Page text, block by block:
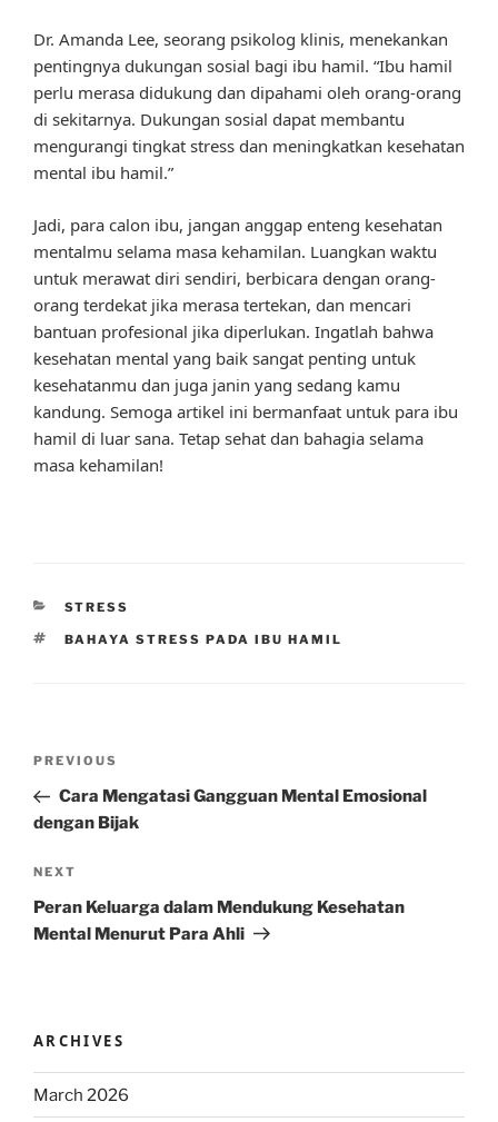
Dr. Amanda Lee, seorang psikolog klinis, menekankan
pentingnya dukungan sosial bagi ibu hamil. “Ibu hamil
perlu merasa didukung dan dipahami oleh orang-orang
di sekitarnya. Dukungan sosial dapat membantu
mengurangi tingkat stress dan meningkatkan kesehatan
mental ibu hamil.”
Jadi, para calon ibu, jangan anggap enteng kesehatan
mentalmu selama masa kehamilan. Luangkan waktu
untuk merawat diri sendiri, berbicara dengan orang-
orang terdekat jika merasa tertekan, dan mencari
bantuan profesional jika diperlukan. Ingatlah bahwa
kesehatan mental yang baik sangat penting untuk
kesehatanmu dan juga janin yang sedang kamu
kandung. Semoga artikel ini bermanfaat untuk para ibu
hamil di luar sana. Tetap sehat dan bahagia selama
masa kehamilan!
CATEGORIES
STRESS
TAGS
BAHAYA STRESS PADA IBU HAMIL
Previous
Post
PREVIOUS
Cara Mengatasi Gangguan Mental Emosional
dengan Bijak
Next
Post
NEXT
Peran Keluarga dalam Mendukung Kesehatan
Mental Menurut Para Ahli
ARCHIVES
March 2026